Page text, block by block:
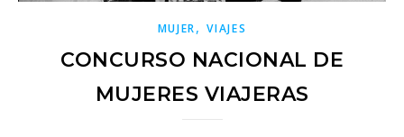
MUJER,VIAJES
CONCURSO NACIONAL DE
MUJERES VIAJERAS